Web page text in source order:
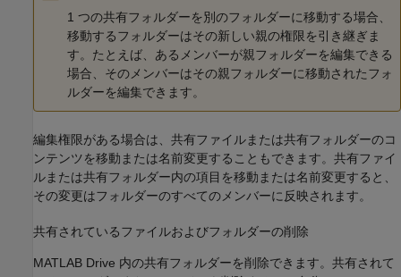
1 つの共有フォルダーを別のフォルダーに移動する場合、
移動するフォルダーはその新しい親の権限を引き継ぎま
す。たとえば、あるメンバーが親フォルダーを編集できる
場合、そのメンバーはその親フォルダーに移動されたフォ
ルダーを編集できます。
編集権限がある場合は、共有ファイルまたは共有フォルダーのコ
ンテンツを移動または名前変更することもできます。共有ファイ
ルまたは共有フォルダー内の項目を移動または名前変更すると、
その変更はフォルダーのすべてのメンバーに反映されます。
共有されているファイルおよびフォルダーの削除
MATLAB Drive 内の共有フォルダーを削除できます。共有されて